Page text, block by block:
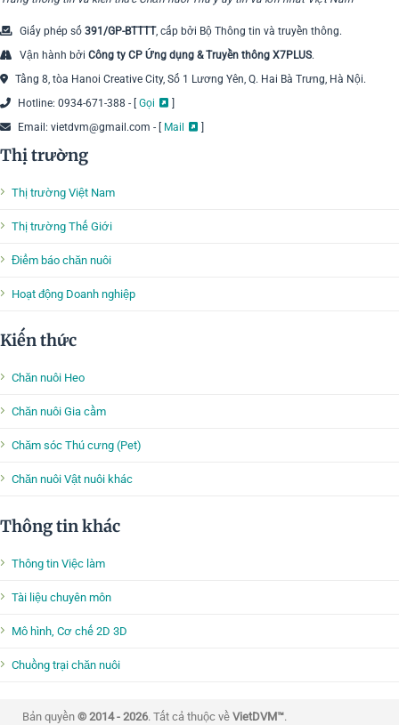
Giấy phép số 391/GP-BTTTT, cấp bởi Bộ Thông tin và truyền thông.
Vận hành bởi Công ty CP Ứng dụng & Truyền thông X7PLUS.
Tầng 8, tòa Hanoi Creative City, Số 1 Lương Yên, Q. Hai Bà Trưng, Hà Nội.
Hotline: 0934-671-388 - [ Gọi
Email: vietdvm@gmail.com - [
Mail
Thị trường
Thị trường Việt Nam
Thị trường Thế Giới
Điểm báo chăn nuôi
Hoạt động Doanh nghiệp
Kiến thức
Chăn nuôi Heo
Chăn nuôi Gia cầm
Chăm sóc Thú cưng (Pet)
Chăn nuôi Vật nuôi khác
Thông tin khác
Thông tin Việc làm
Tài liệu chuyên môn
Mô hình, Cơ chế 2D 3D
Chuồng trại chăn nuôi
Bản quyền © 2014 - 2026. Tất cả thuộc về VietDVM™.